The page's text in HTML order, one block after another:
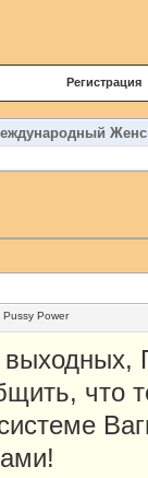
Регистрация
Pussy Power
что